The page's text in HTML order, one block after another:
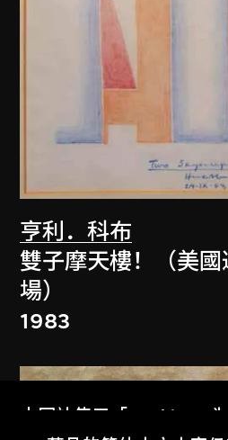
亨利．科布
雙子摩天樓！（美
場）
1983
本网站使用「Cookies」